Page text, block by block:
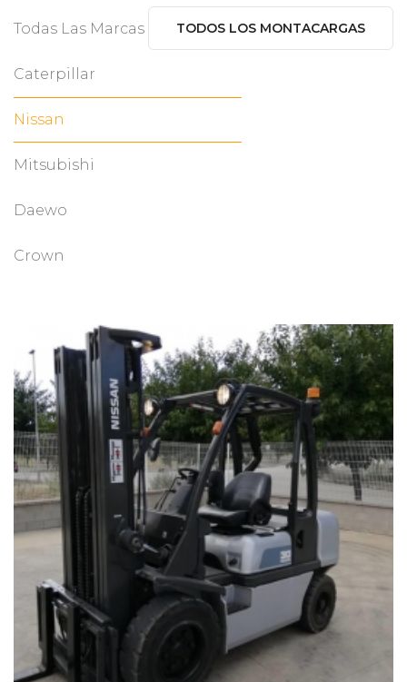
Todas Las Marcas
Caterpillar
Nissan
Mitsubishi
Daewo
Crown
TODOS LOS MONTACARGAS